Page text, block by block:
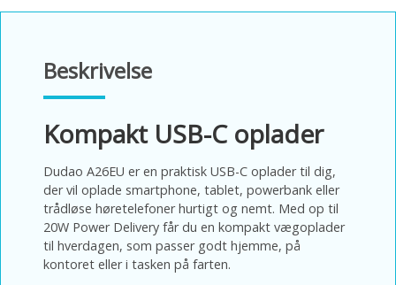
Beskrivelse
Kompakt USB-C oplader
Dudao A26EU er en praktisk USB-C oplader til dig,
der vil oplade smartphone, tablet, powerbank eller
trådløse høretelefoner hurtigt og nemt. Med op til
20W Power Delivery får du en kompakt vægoplader
til hverdagen, som passer godt hjemme, på
kontoret eller i tasken på farten.